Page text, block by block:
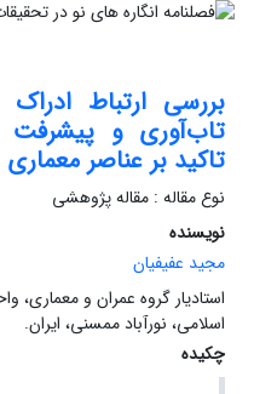
بررسی ارتباط
تاب‌آوری و پیشرفت
تاکید بر عناصر
نوع مقاله : مقاله پژوهشی
نویسنده
مجید عفیفیان
استادیار گروه عمران و معماری،
اسلامی، نورآباد ممسنی، ایران.
چکیده